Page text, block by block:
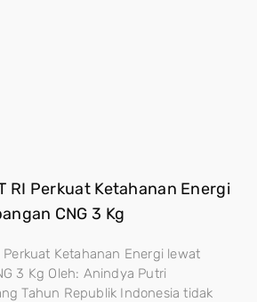
RI Perkuat Ketahanan Energi
CNG 3 Kg
Ketahanan Energi lewat
3 Kg Oleh: Anindya Putri
Tahun Republik Indonesia tidak